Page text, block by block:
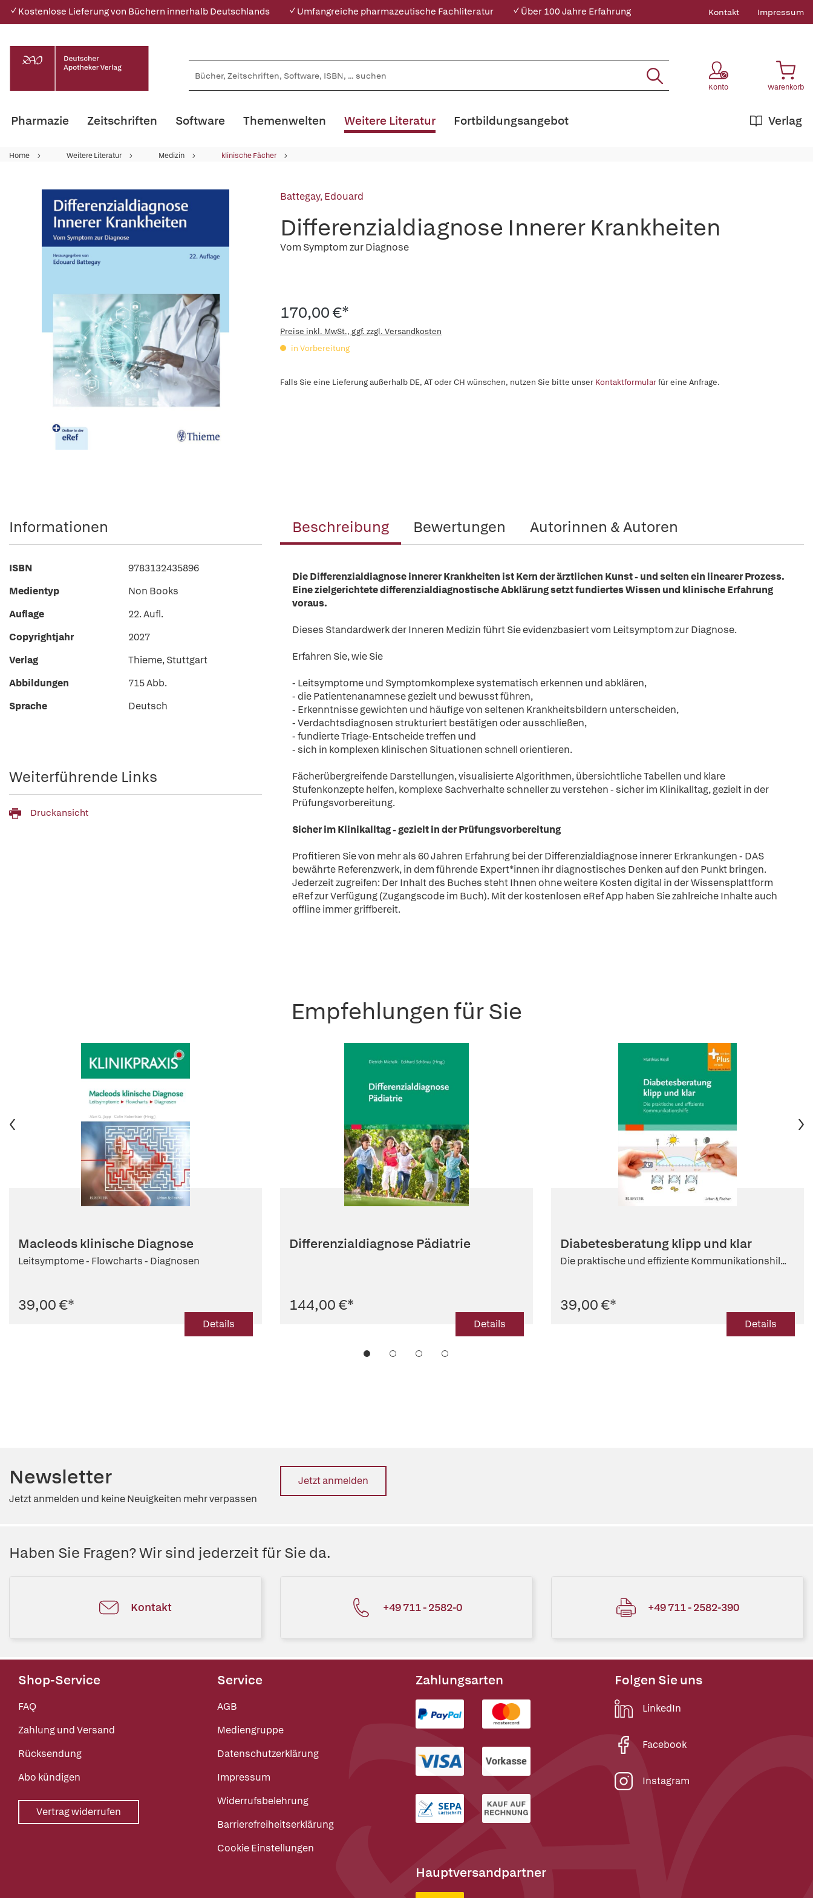
✓ Kostenlose Lieferung von Büchern innerhalb Deutschlands ✓ Umfangreiche pharmazeutische Fachliteratur ✓ Über 100 Jahre Erfahrung Kontakt Impressum
Konto Warenkorb
Pharmazie Zeitschriften Software Themenwelten Weitere Literatur Verlag
Fortbildungsangebot
Home Weitere Literatur Medizin klinische Fächer
Battegay, Edouard
Differenzialdiagnose Innerer Krankheiten
Vom Symptom zur Diagnose
170,00 €*
Preise inkl. MwSt., ggf. zzgl. Versandkosten
in Vorbereitung
Falls Sie eine Lieferung außerhalb DE, AT oder CH wünschen, nutzen Sie bitte unser Kontaktformularfür eine Anfrage.
Beschreibung Bewertungen Autorinnen & Autoren
Die Differenzialdiagnose innerer Krankheiten ist Kern der ärztlichen Kunst - und selten ein linearer Prozess.
Eine zielgerichtete differenzialdiagnostische Abklärung setzt fundiertes Wissen und klinische Erfahrung
voraus.
Dieses Standardwerk der Inneren Medizin führt Sie evidenzbasiert vom Leitsymptom zur Diagnose.
Erfahren Sie, wie Sie
- Leitsymptome und Symptomkomplexe systematisch erkennen und abklären,
- die Patientenanamnese gezielt und bewusst führen,
- Erkenntnisse gewichten und häufige von seltenen Krankheitsbildern unterscheiden,
- Verdachtsdiagnosen strukturiert bestätigen oder ausschließen,
- fundierte Triage-Entscheide treffen und
- sich in komplexen klinischen Situationen schnell orientieren.
Fächerübergreifende Darstellungen, visualisierte Algorithmen, übersichtliche Tabellen und klare
Stufenkonzepte helfen, komplexe Sachverhalte schneller zu verstehen - sicher im Klinikalltag, gezielt in der
Prüfungsvorbereitung.
Sicher im Klinikalltag - gezielt in der Prüfungsvorbereitung
Profitieren Sie von mehr als 60 Jahren Erfahrung bei der Differenzialdiagnose innerer Erkrankungen - DAS
bewährte Referenzwerk, in dem führende Expert*innen ihr diagnostisches Denken auf den Punkt bringen.
Jederzeit zugreifen: Der Inhalt des Buches steht Ihnen ohne weitere Kosten digital in der Wissensplattform
eRef zur Verfügung (Zugangscode im Buch). Mit der kostenlosen eRef App haben Sie zahlreiche Inhalte auch
offline immer griffbereit.
Informationen
ISBN
9783132435896
Medientyp
Non Books
Auflage
22. Aufl.
Copyrightjahr
2027
Verlag
Thieme, Stuttgart
Abbildungen
715 Abb.
Sprache
Deutsch
Weiterführende Links
Druckansicht
Empfehlungen für Sie
Macleods klinische Diagnose
Leitsymptome - Flowcharts - Diagnosen
39,00 €*
Details
Differenzialdiagnose Pädiatrie
144,00 €*
Details
Diabetesberatung klipp und klar
Die praktische und effiziente Kommunikationshil...
39,00 €*
Details
Newsletter
Jetzt anmelden und keine Neuigkeiten mehr verpassen
Jetzt anmelden
Haben Sie Fragen? Wir sind jederzeit für Sie da.
Kontakt +49 711 - 2582-0 +49 711 - 2582-390
Shop-Service
FAQ
Zahlung und Versand
Rücksendung
Abo kündigen
Vertrag widerrufen
Service
AGB
Mediengruppe
Datenschutzerklärung
Impressum
Widerrufsbelehrung
Barrierefreiheitserklärung
Cookie Einstellungen
Zahlungsarten
Hauptversandpartner
Folgen Sie uns
LinkedIn
Facebook
Instagram